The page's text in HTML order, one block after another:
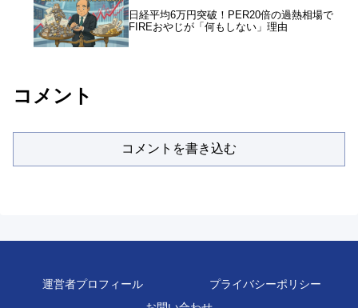
日経平均6万円突破！PER20倍の過熱相場で
FIREおやじが「何もしない」理由
コメント
コメントを書き込む
運営者プロフィール
プライバシーポリシー